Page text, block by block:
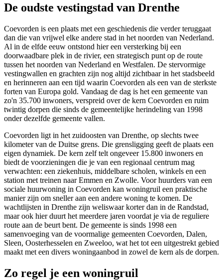
De oudste vestingstad van Drenthe
Coevorden is een plaats met een geschiedenis die verder teruggaat
dan die van vrijwel elke andere stad in het noorden van Nederland.
Al in de elfde eeuw ontstond hier een versterking bij een
doorwaadbare plek in de rivier, een strategisch punt op de route
tussen het noorden van Nederland en Westfalen. De stervormige
vestingwallen en grachten zijn nog altijd zichtbaar in het stadsbeeld
en herinneren aan een tijd waarin Coevorden als een van de sterkste
forten van Europa gold. Vandaag de dag is het een gemeente van
zo'n 35.700 inwoners, verspreid over de kern Coevorden en ruim
twintig dorpen die sinds de gemeentelijke herindeling van 1998
onder dezelfde gemeente vallen.
Coevorden ligt in het zuidoosten van Drenthe, op slechts twee
kilometer van de Duitse grens. Die grensligging geeft de plaats een
eigen dynamiek. De kern zelf telt ongeveer 15.800 inwoners en
biedt de voorzieningen die je van een regionaal centrum mag
verwachten: een ziekenhuis, middelbare scholen, winkels en een
station met treinen naarEmmen en Zwolle. Voor huurders van een
sociale huurwoning in Coevorden kan woningruil een praktische
manier zijn om sneller aan een andere woning te komen. De
wachtlijsten in Drenthe zijn weliswaar korter dan in de Randstad,
maar ook hier duurt het meerdere jaren voordat je via de reguliere
route aan de beurt bent. De gemeente is sinds 1998 een
samenvoeging van de voormalige gemeenten Coevorden, Dalen,
Sleen, Oosterhesselen en Zweeloo, wat het tot een uitgestrekt gebied
maakt met een divers woningaanbod in zowel de kern als de dorpen.
Zo regel je een woningruil